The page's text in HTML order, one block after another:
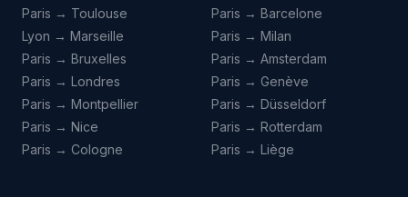
Paris → Toulouse
Lyon → Marseille
Paris → Bruxelles
Paris → Londres
Paris → Montpellier
Paris → Nice
Paris → Cologne
Paris → Barcelone
Paris → Milan
Paris → Amsterdam
Paris → Genève
Paris → Düsseldorf
Paris → Rotterdam
Paris → Liège